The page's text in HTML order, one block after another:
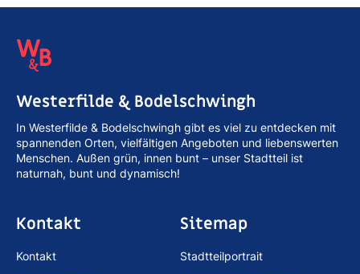
Westerfilde & Bodelschwingh
In Westerfilde & Bodelschwingh gibt es viel zu entdecken mit
spannenden Orten, vielfältigen Angeboten und liebenswerten
Menschen. Außen grün, innen bunt – unser Stadtteil ist
naturnah, bunt und dynamisch!
Kontakt
Kontakt
Sitemap
Stadtteilportrait